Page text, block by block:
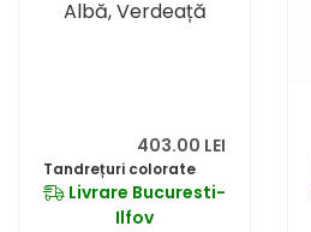
403.00 LEI
Tandrețuri colorate
Livrare Bucuresti-
Ilfov